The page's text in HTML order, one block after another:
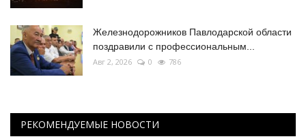
Железнодорожников Павлодарской области
поздравили с профессиональным...
Авг 2, 2026 0 786
РЕКОМЕНДУЕМЫЕ НОВОСТИ